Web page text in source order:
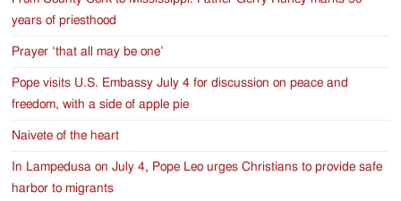
years of priesthood
Prayer ‘that all may be one’
Pope visits U.S. Embassy July 4 for discussion on peace and
freedom, with a side of apple pie
Naivete of the heart
In Lampedusa on July 4, Pope Leo urges Christians to provide safe
harbor to migrants